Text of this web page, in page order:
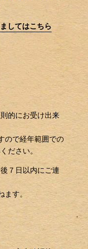
してはこちら
的にお受け出来
ので経年範囲での
ださい。
７日以内にご連
ます。